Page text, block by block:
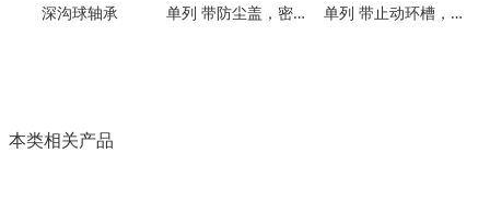
深沟球轴承 单列 带防尘盖，密封圈型 单列 带止动环槽，带止动环槽及防尘盖型
本类相关产品